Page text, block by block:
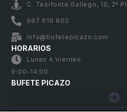
C. Tesifonte Gallego, 10, 2ª
967 616 800
info@bufetepicazo.com
HORARIOS
Lunes A Viernes:
9:00-14:00
BUFETE PICAZO